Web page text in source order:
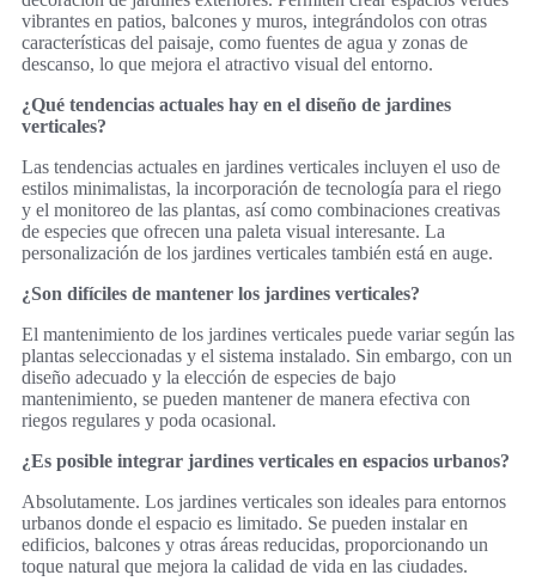
vibrantes en patios, balcones y muros, integrándolos con otras
características del paisaje, como fuentes de agua y zonas de
descanso, lo que mejora el atractivo visual del entorno.
¿Qué tendencias actuales hay en el diseño de jardines
verticales?
Las tendencias actuales en jardines verticales incluyen el uso de
estilos minimalistas, la incorporación de tecnología para el riego
y el monitoreo de las plantas, así como combinaciones creativas
de especies que ofrecen una paleta visual interesante. La
personalización de los jardines verticales también está en auge.
¿Son difíciles de mantener los jardines verticales?
El mantenimiento de los jardines verticales puede variar según las
plantas seleccionadas y el sistema instalado. Sin embargo, con un
diseño adecuado y la elección de especies de bajo
mantenimiento, se pueden mantener de manera efectiva con
riegos regulares y poda ocasional.
¿Es posible integrar jardines verticales en espacios urbanos?
Absolutamente. Los jardines verticales son ideales para entornos
urbanos donde el espacio es limitado. Se pueden instalar en
edificios, balcones y otras áreas reducidas, proporcionando un
toque natural que mejora la calidad de vida en las ciudades.